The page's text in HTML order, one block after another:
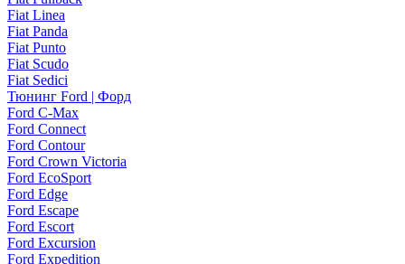
Fiat Linea
Fiat Panda
Fiat Punto
Fiat Scudo
Fiat Sedici
Тюнинг Ford | Форд
Ford C-Max
Ford Connect
Ford Contour
Ford Crown Victoria
Ford EcoSport
Ford Edge
Ford Escape
Ford Escort
Ford Excursion
Ford Expedition